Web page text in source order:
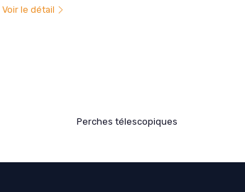
Voir le détail
Perches télescopiques